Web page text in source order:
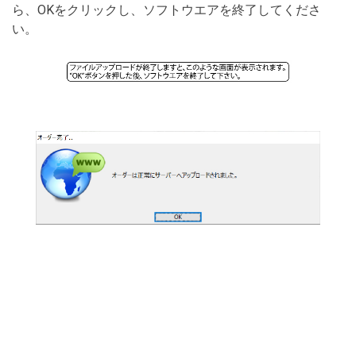
ら、OKをクリックし、ソフトウエアを終了してくださ
い。